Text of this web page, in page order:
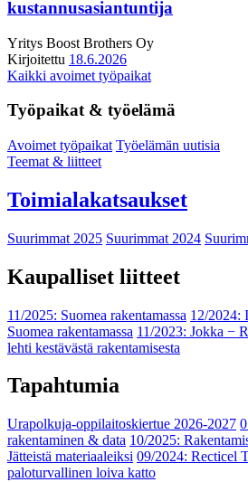
kustannusasiantuntija
Yritys Boost Brothers Oy
Kirjoitettu 18.6.2026
Kaikki avoimet työpaikat
Työpaikat & työelämä
Avoimet työpaikat Työelämän uutisia
Teemat & liitteet
Toimialakatsaukset
Suurimmat 2025 Suurimmat 2024
Kaupalliset liitteet
11/2025: Suomea rakentamassa 12/2024:
Suomea rakentamassa 11/2023: Jokka −
lehti kestävästä rakentamisesta
Tapahtumia
Urapolkuja-oppilaitoskiertue 2026-2027
rakentaminen & data 10/2025:
Jätteistä materiaaleiksi 09/2024: Recticel
paloturvallinen loiva katto